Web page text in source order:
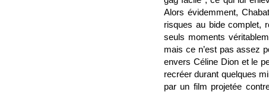
Alors évidemment,
risques au bide complet,
seuls moments
mais ce n’est pas assez
envers Céline Dion et le
recréer durant quelques
par un film projetée